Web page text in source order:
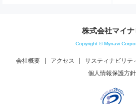
株式会社マイナ
Copyright © Mynavi
会社概要 アクセス サスティナビリテ
個人情報保護方針